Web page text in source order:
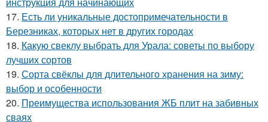
17. Есть ли уникальные достопримечательности в
Березниках, которых нет в других городах
18. Какую свеклу выбрать для Урала: советы по выбору
лучших сортов
19. Сорта свёклы для длительного хранения на зиму:
выбор и особенности
20. Преимущества использования ЖБ плит на забивных
сваях